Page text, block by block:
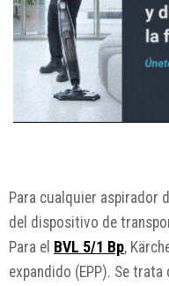
Para cualquier aspirador
del dispositivo de
Para el BVL 5/1 Bp,
expandido (EPP). Se